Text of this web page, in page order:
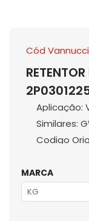
Cód
Aplicação:
Similares:
Codigo
MARCA